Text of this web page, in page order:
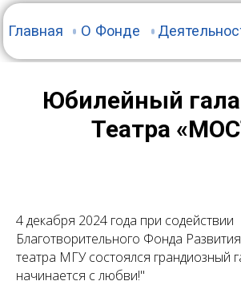
Постановки спектаклей
Спецпроекты
Юбилейный
Театра
4 декабря 2024 года при содействии
Благотворительного Фонда
театра МГУ состоялся грандиозный
начинается с любви!"